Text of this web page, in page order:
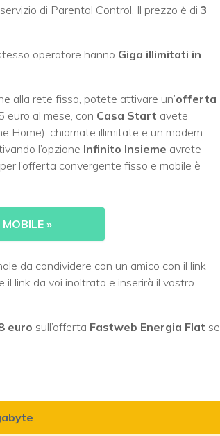
di Parental Control. Il prezzo è di 3
operatore hanno Giga illimitati in
alla rete fissa, potete attivare un’offerta
euro al mese, con Casa Start avete
Home), chiamate illimitate e un modem
l’opzione Infinito Insieme avrete
l’offerta convergente fisso e mobile è
»
da condividere con un amico con il link
link da voi inoltrato e inserirà il vostro
euro sull’offerta Fastweb Energia Flat se